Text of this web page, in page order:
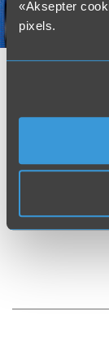
«Aksepter
pixels.